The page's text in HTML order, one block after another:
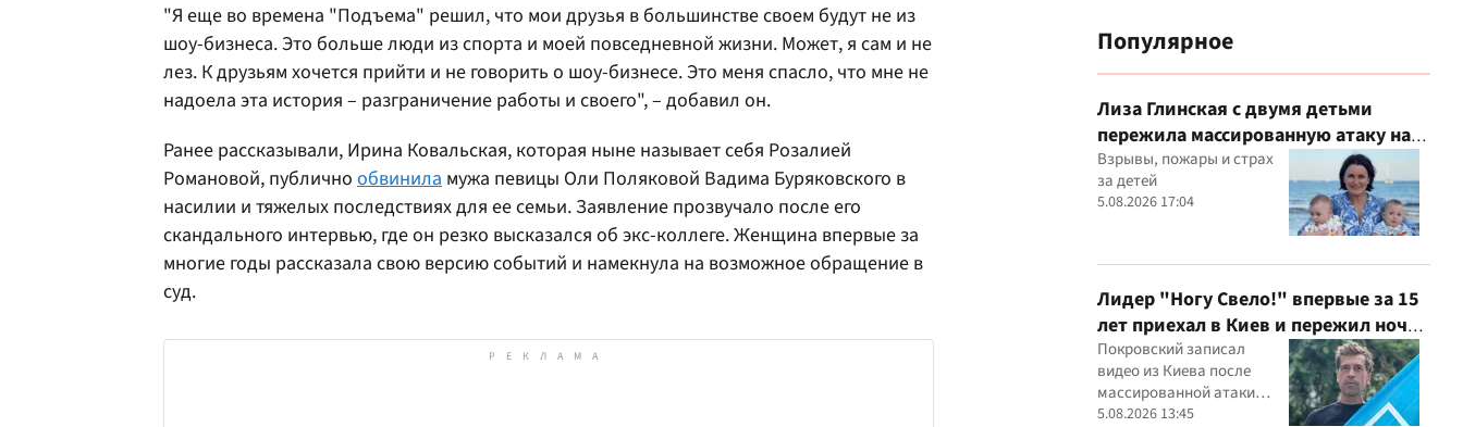
"Я еще во времена "Подъема" решил, что мои друзья в большинстве своем будут не из
шоу-бизнеса. Это больше люди из спорта и моей повседневной жизни. Может, я сам и не
лез. К друзьям хочется прийти и не говорить о шоу-бизнесе. Это меня спасло, что мне не
надоела эта история – разграничение работы и своего", – добавил он.
Ранее рассказывали, Ирина Ковальская, которая ныне называет себя Розалией
Романовой, публично обвинила мужа певицы Оли Поляковой Вадима Буряковского в
насилии и тяжелых последствиях для ее семьи. Заявление прозвучало после его
скандального интервью, где он резко высказался об экс-коллеге. Женщина впервые за
многие годы рассказала свою версию событий и намекнула на возможное обращение в
суд.
Популярное
Лиза Глинская с двумя детьми
пережила массированную атаку на
Киев
Взрывы, пожары и страх
за детей
5.08.2026 17:04
Лидер "Ногу Свело!" впервые за 15
лет приехал в Киев и пережил ночь
в укрытии
Покровский записал
видео из Киева после
массированной атаки
ракет и дронов
5.08.2026 13:45